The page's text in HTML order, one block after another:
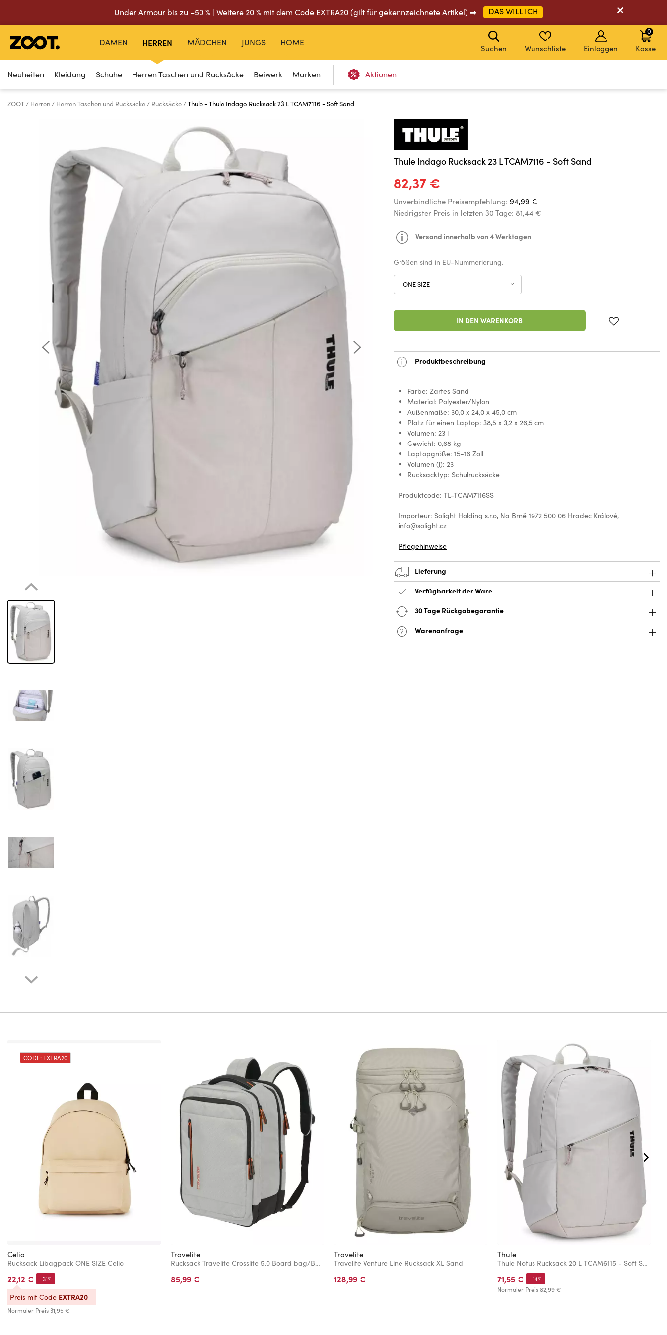
Under Armour bis zu –50 % | Weitere 20 % mit dem Code EXTRA20 (gilt für gekennzeichnete Artikel) ➡ DAS WILL ICH
DAMEN HERREN
Neuheiten Kleidung Schuhe Herren Taschen und Rucksäcke Beiwerk Marken Aktionen
MÄDCHEN JUNGS HOME
Suchen Wunschliste Einloggen Kasse
0
ZOOT Herren Herren Taschen und Rucksäcke Rucksäcke Thule - Thule Indago Rucksack 23 L TCAM7116 - Soft Sand
Thule Indago Rucksack 23 L TCAM7116 - Soft Sand
82,37 €
Unverbindliche Preisempfehlung: 94,99 €
Niedrigster Preis in letzten 30 Tage: 81,44 €
Versand innerhalb von 4 Werktagen
Größen sind in EU-Nummerierung.
ONE SIZE
IN DEN WARENKORB
Produktbeschreibung
Farbe: Zartes Sand
Material: Polyester/Nylon
Außenmaße: 30,0 x 24,0 x 45,0 cm
Platz für einen Laptop: 38,5 x 3,2 x 26,5 cm
Volumen: 23 l
Gewicht: 0,68 kg
Laptopgröße: 15-16 Zoll
Volumen (l): 23
Rucksacktyp: Schulrucksäcke
Produktcode: TL-TCAM7116SS
Importeur: Solight Holding s.r.o, Na Brně 1972 500 06 Hradec Králové,
info@solight.cz
Pflegehinweise
Lieferung
Verfügbarkeit der Ware
30 Tage Rückgabegarantie
Warenanfrage
CODE: EXTRA20
Celio
Rucksack Libagpack ONE SIZE Celio
22,12 €
Normaler Preis31,95 €
-31%
Preis mit Code EXTRA20
Travelite
Rucksack Travelite Crosslite 5.0 Board bag/Backpack S White Sand
85,99 €
Travelite
Travelite Venture Line Rucksack XL Sand
128,99 €
Thule
Thule Notus Rucksack 20 L TCAM6115 - Soft Sand
71,55 €
Normaler Preis82,99 €
-14%